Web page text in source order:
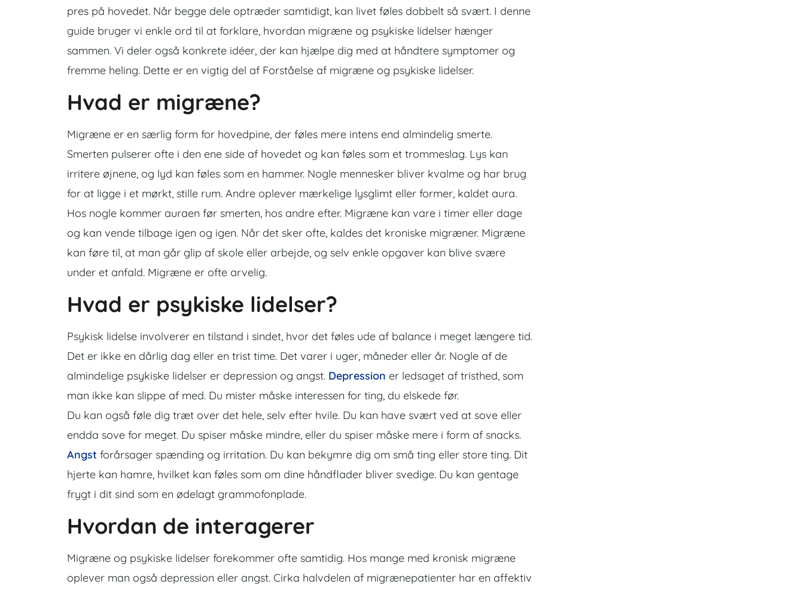
pres på hovedet. Når begge dele optræder samtidigt, kan livet føles dobbelt så svært. I denne
guide bruger vi enkle ord til at forklare, hvordan migræne og psykiske lidelser hænger
sammen. Vi deler også konkrete idéer, der kan hjælpe dig med at håndtere symptomer og
fremme heling. Dette er en vigtig del af Forståelse af migræne og psykiske lidelser.
Hvad er migræne?
Migræne er en særlig form for hovedpine, der føles mere intens end almindelig smerte.
Smerten pulserer ofte i den ene side af hovedet og kan føles som et trommeslag. Lys kan
irritere øjnene, og lyd kan føles som en hammer. Nogle mennesker bliver kvalme og har brug
for at ligge i et mørkt, stille rum. Andre oplever mærkelige lysglimt eller former, kaldet aura.
Hos nogle kommer auraen før smerten, hos andre efter. Migræne kan vare i timer eller dage
og kan vende tilbage igen og igen. Når det sker ofte, kaldes det kroniske migræner. Migræne
kan føre til, at man går glip af skole eller arbejde, og selv enkle opgaver kan blive svære
under et anfald. Migræne er ofte arvelig.
Hvad er psykiske lidelser?
Psykisk lidelse involverer en tilstand i sindet, hvor det føles ude af balance i meget længere tid.
Det er ikke en dårlig dag eller en trist time. Det varer i uger, måneder eller år. Nogle af de
almindelige psykiske lidelser er depression og angst. Depression er ledsaget af tristhed, som
man ikke kan slippe af med. Du mister måske interessen for ting, du elskede før.
Du kan også føle dig træt over det hele, selv efter hvile. Du kan have svært ved at sove eller
endda sove for meget. Du spiser måske mindre, eller du spiser måske mere i form af snacks.
Angst forårsager spænding og irritation. Du kan bekymre dig om små ting eller store ting. Dit
hjerte kan hamre, hvilket kan føles som om dine håndflader bliver svedige. Du kan gentage
frygt i dit sind som en ødelagt grammofonplade.
Hvordan de interagerer
Migræne og psykiske lidelser forekommer ofte samtidig. Hos mange med kronisk migræne
oplever man også depression eller angst. Cirka halvdelen af migrænepatienter har en affektiv